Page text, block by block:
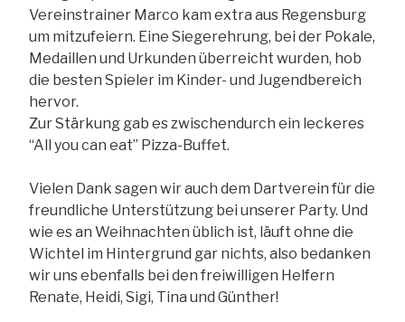
Vereinstrainer Marco kam extra aus Regensburg
um mitzufeiern. Eine Siegerehrung, bei der Pokale,
Medaillen und Urkunden überreicht wurden, hob
die besten Spieler im Kinder- und Jugendbereich
hervor.
Zur Stärkung gab es zwischendurch ein leckeres
“All you can eat” Pizza-Buffet.
Vielen Dank sagen wir auch dem Dartverein für die
freundliche Unterstützung bei unserer Party. Und
wie es an Weihnachten üblich ist, läuft ohne die
Wichtel im Hintergrund gar nichts, also bedanken
wir uns ebenfalls bei den freiwilligen Helfern
Renate, Heidi, Sigi, Tina und Günther!